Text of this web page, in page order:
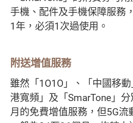
手機、配件及手機保障服務
1年，必須1次過使用。
附送增值服務
雖然「1O1O」、「中國移
港寬頻」及「SmarTone」
月的免費增值服務，但5G流